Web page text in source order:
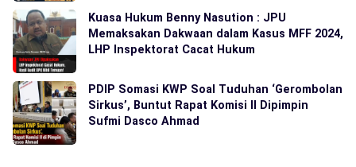
Kuasa Hukum Benny Nasution : JPU
Memaksakan Dakwaan dalam Kasus MFF 2024,
LHP Inspektorat Cacat Hukum
PDIP Somasi KWP Soal Tuduhan ‘Gerombolan
Sirkus’, Buntut Rapat Komisi II Dipimpin
Sufmi Dasco Ahmad